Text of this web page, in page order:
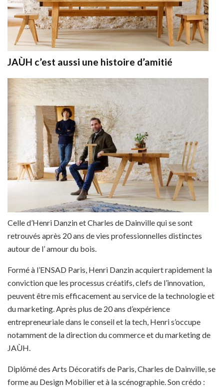
JAÙH c’est aussi une histoire d’amitié
Celle d’Henri Danzin et Charles de Dainville qui se sont
retrouvés après 20 ans de vies professionnelles distinctes
autour de l’ amour du bois.
Formé à l’ENSAD Paris, Henri Danzin acquiert rapidement la
conviction que les processus créatifs, clefs de l’innovation,
peuvent être mis efficacement au service de la technologie et
du marketing. Après plus de 20 ans d’expérience
entrepreneuriale dans le conseil et la tech, Henri s’occupe
notamment de la direction du commerce et du marketing de
JAÙH.
Diplômé des Arts Décoratifs de Paris, Charles de Dainville, se
forme au Design Mobilier et à la scénographie. Son crédo :